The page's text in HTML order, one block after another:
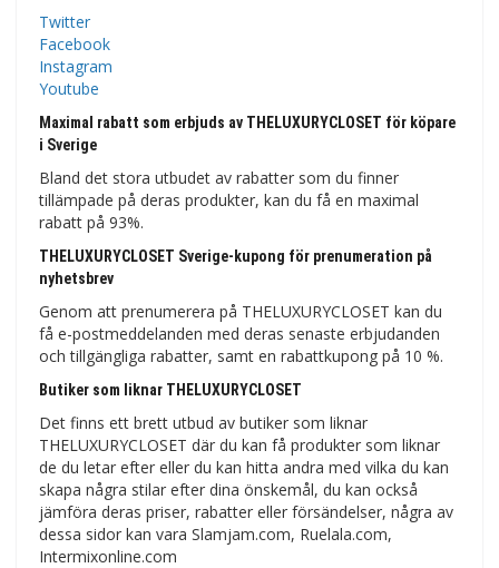
Twitter
Facebook
Instagram
Youtube
Maximal rabatt som erbjuds av THELUXURYCLOSET för köpare
i Sverige
Bland det stora utbudet av rabatter som du finner
tillämpade på deras produkter, kan du få en maximal
rabatt på 93%.
THELUXURYCLOSET Sverige-kupong för prenumeration på
nyhetsbrev
Genom att prenumerera på THELUXURYCLOSET kan du
få e-postmeddelanden med deras senaste erbjudanden
och tillgängliga rabatter, samt en rabattkupong på 10 %.
Butiker som liknar THELUXURYCLOSET
Det finns ett brett utbud av butiker som liknar
THELUXURYCLOSET där du kan få produkter som liknar
de du letar efter eller du kan hitta andra med vilka du kan
skapa några stilar efter dina önskemål, du kan också
jämföra deras priser, rabatter eller försändelser, några av
dessa sidor kan vara Slamjam.com, Ruelala.com,
Intermixonline.com